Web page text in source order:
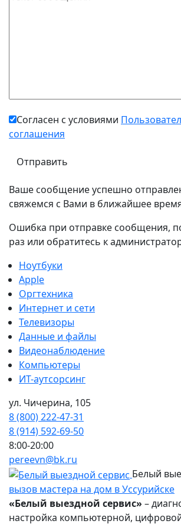
Согласен с условиями
соглашения
Ваше сообщение успешно
свяжемся с Вами в ближайшее
Ошибка при отправке сообщения,
раз или обратитесь к
Ноутбуки
Apple
Оргтехника
Интернет и сети
Телевизоры
Данные и файлы
Видеонаблюдение
Компьютеры
ИТ-аутсорсинг
ул. Чичерина, 105
8 (800) 222-47-31
8 (914) 592-69-50
8:00-20:00
pereevn@bk.ru
Белый
вызов мастера на дом в Уссурийске
«Белый выездной сервис» –
настройка компьютерной,